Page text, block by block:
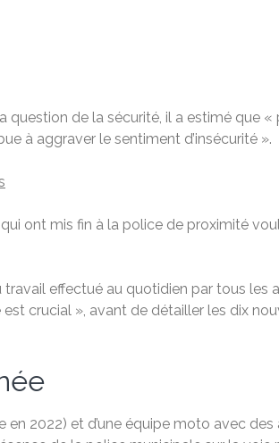
de la sécurité, il a estimé que
à aggraver le sentiment d’insécurité ».
ont mis fin à la police de proximité
effectué au quotidien par tous les
crucial », avant de détailler les dix
en 2022) et d’une équipe moto avec